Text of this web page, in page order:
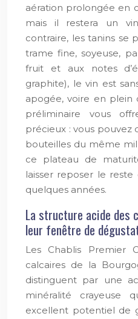
aération prolongée en
mais il restera un
contraire, les tanins se
trame fine, soyeuse,
fruit et aux notes
graphite), le vin est
apogée, voire en plein
préliminaire vous
précieux : vous pouvez
bouteilles du même
ce plateau de
laisser reposer le
quelques années.
La structure acide des
leur fenêtre de
Les Chablis Premier
calcaires de la
distinguent par une
minéralité crayeuse
excellent potentiel de